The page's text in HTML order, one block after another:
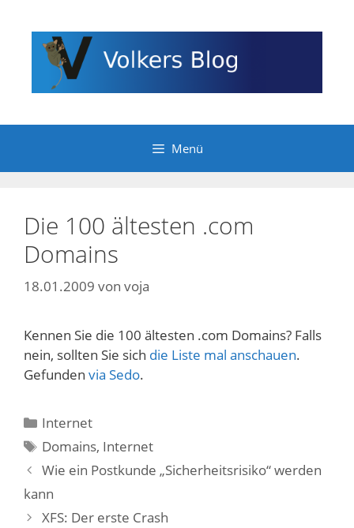
Inhalt
springen
Menü
Die 100 ältesten .com
Domains
18.01.2009 von voja
Kennen Sie die 100 ältesten .com Domains? Falls
nein, sollten Sie sich die Liste mal anschauen.
Gefunden via Sedo.
Kategorien
Internet
Schlagwörter
Domains, Internet
Wie ein Postkunde „Sicherheitsrisiko“ werden
kann
XFS: Der erste Crash